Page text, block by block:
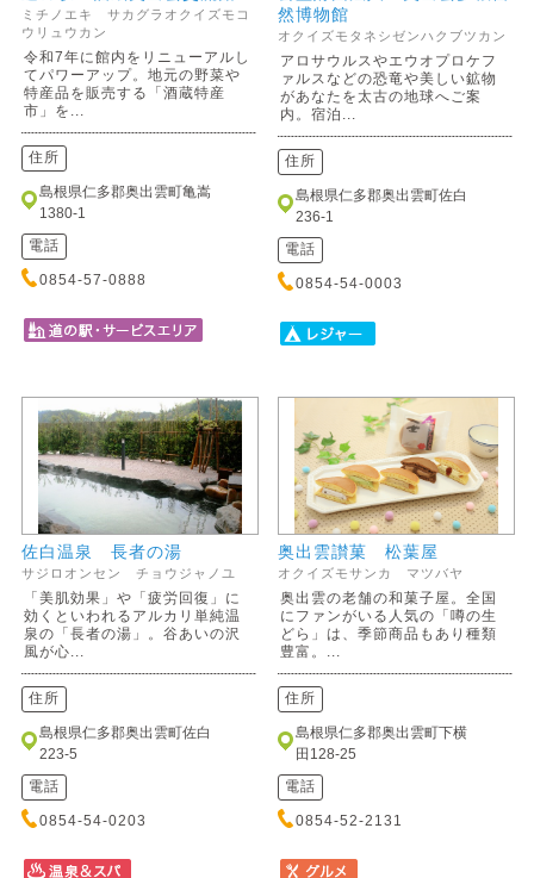
ミチノエキ サカグラオクイズモコ
ウリュウカン
令和7年に館内をリニューアルし
てパワーアップ。地元の野菜や
特産品を販売する「酒蔵特産
市」を...
住所
島根県仁多郡奥出雲町亀嵩
1380-1
電話
0854-57-0888
然博物館
オクイズモタネシゼンハクブツカン
アロサウルスやエウオプロケフ
ァルスなどの恐竜や美しい鉱物
があなたを太古の地球へご案
内。宿泊...
住所
島根県仁多郡奥出雲町佐白
236-1
電話
0854-54-0003
佐白温泉 長者の湯
サジロオンセン チョウジャノユ
「美肌効果」や「疲労回復」に
効くといわれるアルカリ単純温
泉の「長者の湯」。谷あいの沢
風が心...
住所
島根県仁多郡奥出雲町佐白
223-5
電話
0854-54-0203
奥出雲讃菓 松葉屋
オクイズモサンカ マツバヤ
奥出雲の老舗の和菓子屋。全国
にファンがいる人気の「噂の生
どら」は、季節商品もあり種類
豊富。...
住所
島根県仁多郡奥出雲町下横
田128-25
電話
0854-52-2131